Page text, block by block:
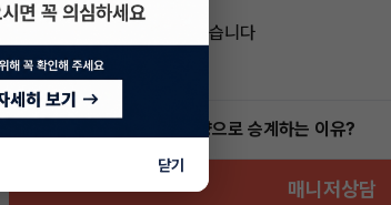
늦더라도 답변 드리도록 하겠습니다
감사합니다
4.6(15)
인증 차량으로 승계하는 이유?
매니저상담
닫기